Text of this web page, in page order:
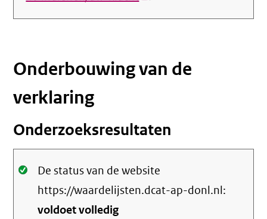
link)
Onderbouwing van de
verklaring
Onderzoeksresultaten
Oké.
De status van de website
https://waardelijsten.dcat-ap-donl.nl:
voldoet volledig